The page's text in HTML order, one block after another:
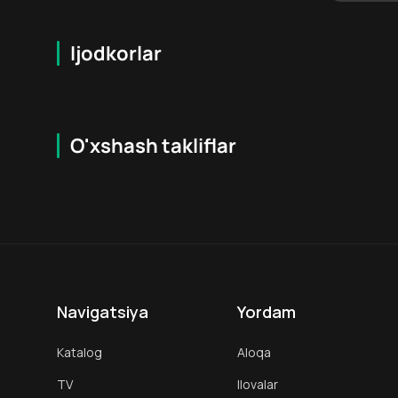
Ijodkorlar
O'xshash takliflar
Navigatsiya
Katalog
TV
Yordam
Aloqa
Ilovalar